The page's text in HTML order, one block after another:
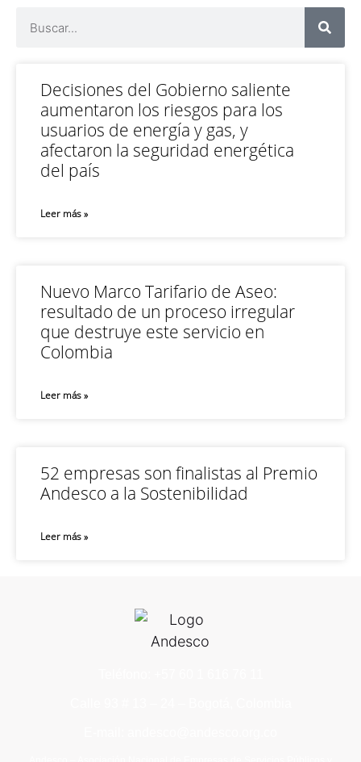
Decisiones del Gobierno saliente
aumentaron los riesgos para los
usuarios de energía y gas, y
afectaron la seguridad energética
del país
Leer más »
Nuevo Marco Tarifario de Aseo:
resultado de un proceso irregular
que destruye este servicio en
Colombia
Leer más »
52 empresas son finalistas al Premio
Andesco a la Sostenibilidad
Leer más »